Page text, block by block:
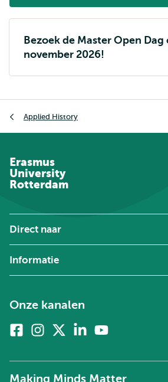
Bezoek de Master Open Dag
november 2026!
Applied History
Erasmus
University
Rotterdam
Direct naar
Informatie
Onze kanalen
FacebookInstagram
twitter)
Linkedin
Making Minds Matter